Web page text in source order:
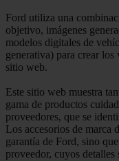
Ford utiliza una
objetivo, imágenes
modelos digitales de
generativa) para crear los
sitio web.
Este sitio web muestra
gama de productos
proveedores, que se
Los accesorios de marca
garantía de Ford, sino
proveedor, cuyos detalles